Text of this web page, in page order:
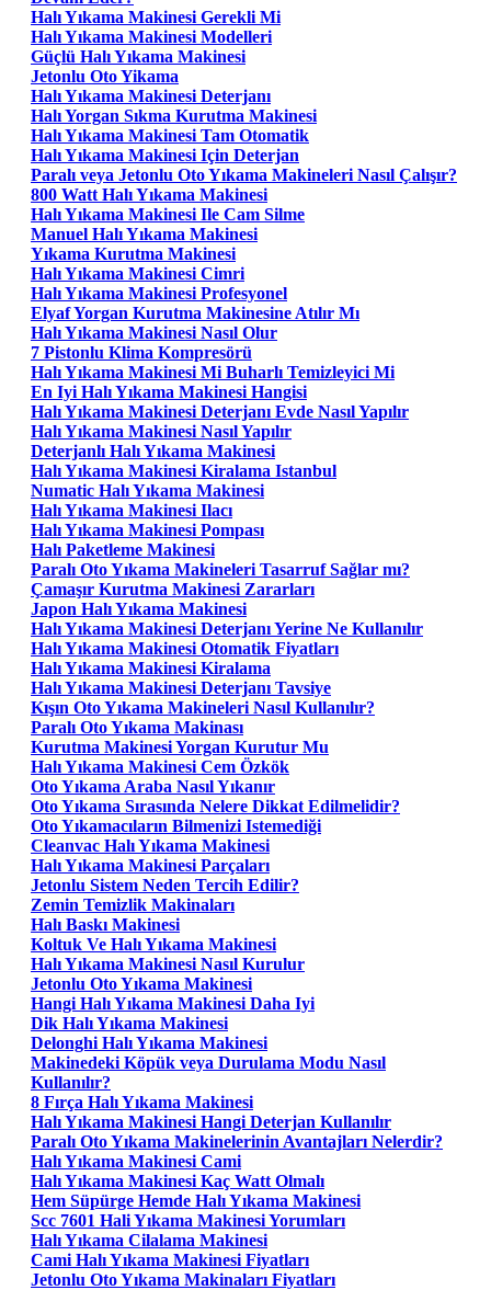
Halı Yıkama Makinesi Gerekli Mi
Halı Yıkama Makinesi Modelleri
Güçlü Halı Yıkama Makinesi
Jetonlu Oto Yikama
Halı Yıkama Makinesi Deterjanı
Halı Yorgan Sıkma Kurutma Makinesi
Halı Yıkama Makinesi Tam Otomatik
Halı Yıkama Makinesi Için Deterjan
Paralı veya Jetonlu Oto Yıkama Makineleri Nasıl Çalışır?
800 Watt Halı Yıkama Makinesi
Halı Yıkama Makinesi Ile Cam Silme
Manuel Halı Yıkama Makinesi
Yıkama Kurutma Makinesi
Halı Yıkama Makinesi Cimri
Halı Yıkama Makinesi Profesyonel
Elyaf Yorgan Kurutma Makinesine Atılır Mı
Halı Yıkama Makinesi Nasıl Olur
7 Pistonlu Klima Kompresörü
Halı Yıkama Makinesi Mi Buharlı Temizleyici Mi
En Iyi Halı Yıkama Makinesi Hangisi
Halı Yıkama Makinesi Deterjanı Evde Nasıl Yapılır
Halı Yıkama Makinesi Nasıl Yapılır
Deterjanlı Halı Yıkama Makinesi
Halı Yıkama Makinesi Kiralama Istanbul
Numatic Halı Yıkama Makinesi
Halı Yıkama Makinesi Ilacı
Halı Yıkama Makinesi Pompası
Halı Paketleme Makinesi
Paralı Oto Yıkama Makineleri Tasarruf Sağlar mı?
Çamaşır Kurutma Makinesi Zararları
Japon Halı Yıkama Makinesi
Halı Yıkama Makinesi Deterjanı Yerine Ne Kullanılır
Halı Yıkama Makinesi Otomatik Fiyatları
Halı Yıkama Makinesi Kiralama
Halı Yıkama Makinesi Deterjanı Tavsiye
Kışın Oto Yıkama Makineleri Nasıl Kullanılır?
Paralı Oto Yıkama Makinası
Kurutma Makinesi Yorgan Kurutur Mu
Halı Yıkama Makinesi Cem Özkök
Oto Yıkama Araba Nasıl Yıkanır
Oto Yıkama Sırasında Nelere Dikkat Edilmelidir?
Oto Yıkamacıların Bilmenizi Istemediği
Cleanvac Halı Yıkama Makinesi
Halı Yıkama Makinesi Parçaları
Jetonlu Sistem Neden Tercih Edilir?
Zemin Temizlik Makinaları
Halı Baskı Makinesi
Koltuk Ve Halı Yıkama Makinesi
Halı Yıkama Makinesi Nasıl Kurulur
Jetonlu Oto Yıkama Makinesi
Hangi Halı Yıkama Makinesi Daha Iyi
Dik Halı Yıkama Makinesi
Delonghi Halı Yıkama Makinesi
Makinedeki Köpük veya Durulama Modu Nasıl
Kullanılır?
8 Fırça Halı Yıkama Makinesi
Halı Yıkama Makinesi Hangi Deterjan Kullanılır
Paralı Oto Yıkama Makinelerinin Avantajları Nelerdir?
Halı Yıkama Makinesi Cami
Halı Yıkama Makinesi Kaç Watt Olmalı
Hem Süpürge Hemde Halı Yıkama Makinesi
Scc 7601 Hali Yıkama Makinesi Yorumları
Halı Yıkama Cilalama Makinesi
Cami Halı Yıkama Makinesi Fiyatları
Jetonlu Oto Yıkama Makinaları Fiyatları